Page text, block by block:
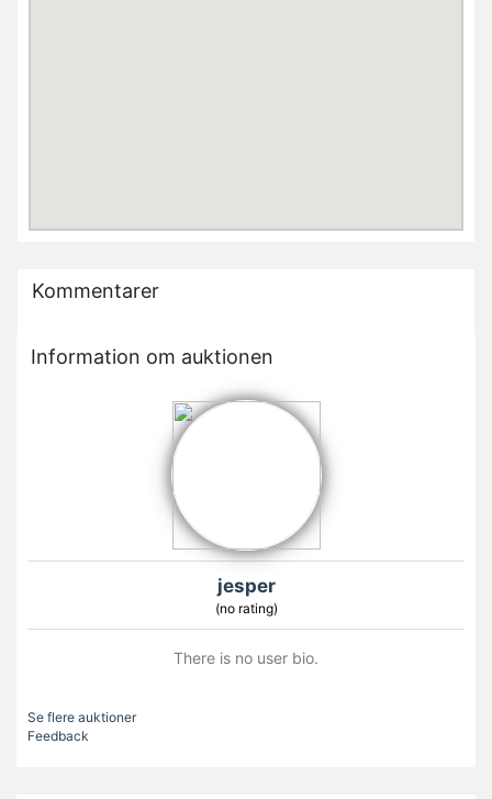
Kommentarer
Information om auktionen
jesper
(no rating)
There is no user bio.
Se flere auktioner
Feedback